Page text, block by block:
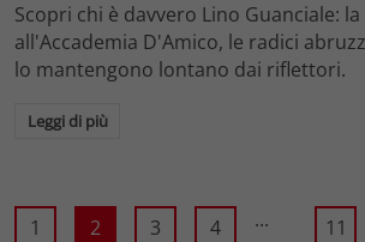
Scopri chi è davvero Lino Guanciale:
all'Accademia D'Amico, le radici
lo mantengono lontano dai riflettori.
Leggi di più
1 2 3 4 ... 11